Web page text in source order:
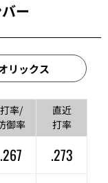
ー
リックス
打率/
御率
直近
打率
.267
.273